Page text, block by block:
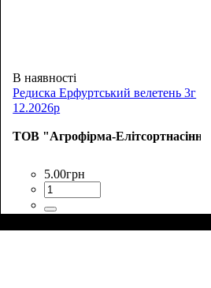
В наявності
Редиска Ерфуртський велетень 3г
12.2026р
ТОВ "Агрофірма-Елітсортнасіння"
5.00грн